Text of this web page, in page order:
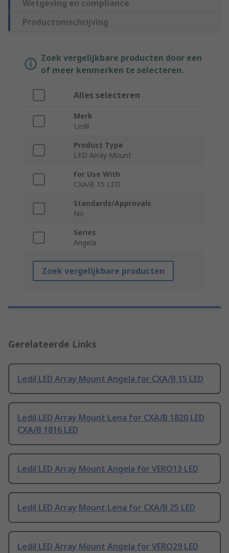
Wetgeving en compliance
Productomschrijving
Zoek vergelijkbare producten door een
of meer kenmerken te selecteren.
Alles selecteren
Merk
Ledil
Product Type
LED Array Mount
For Use With
CXA/B 15 LED
Standards/Approvals
No
Series
Angela
Zoek vergelijkbare producten
Gerelateerde Links
Ledil LED Array Mount Angela for CXA/B 15 LED
Ledil LED Array Mount Lena for CXA/B 1820 LED
CXA/B 1816 LED
Ledil LED Array Mount Angela for VERO13 LED
Ledil LED Array Mount Lena for CXA/B 25 LED
Ledil LED Array Mount Angela for VERO29 LED